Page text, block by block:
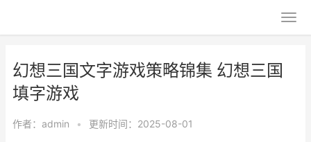
幻想三国文字游戏策略锦集 幻想三国
填字游戏
作者： admin • 更新时间：2025-08-01